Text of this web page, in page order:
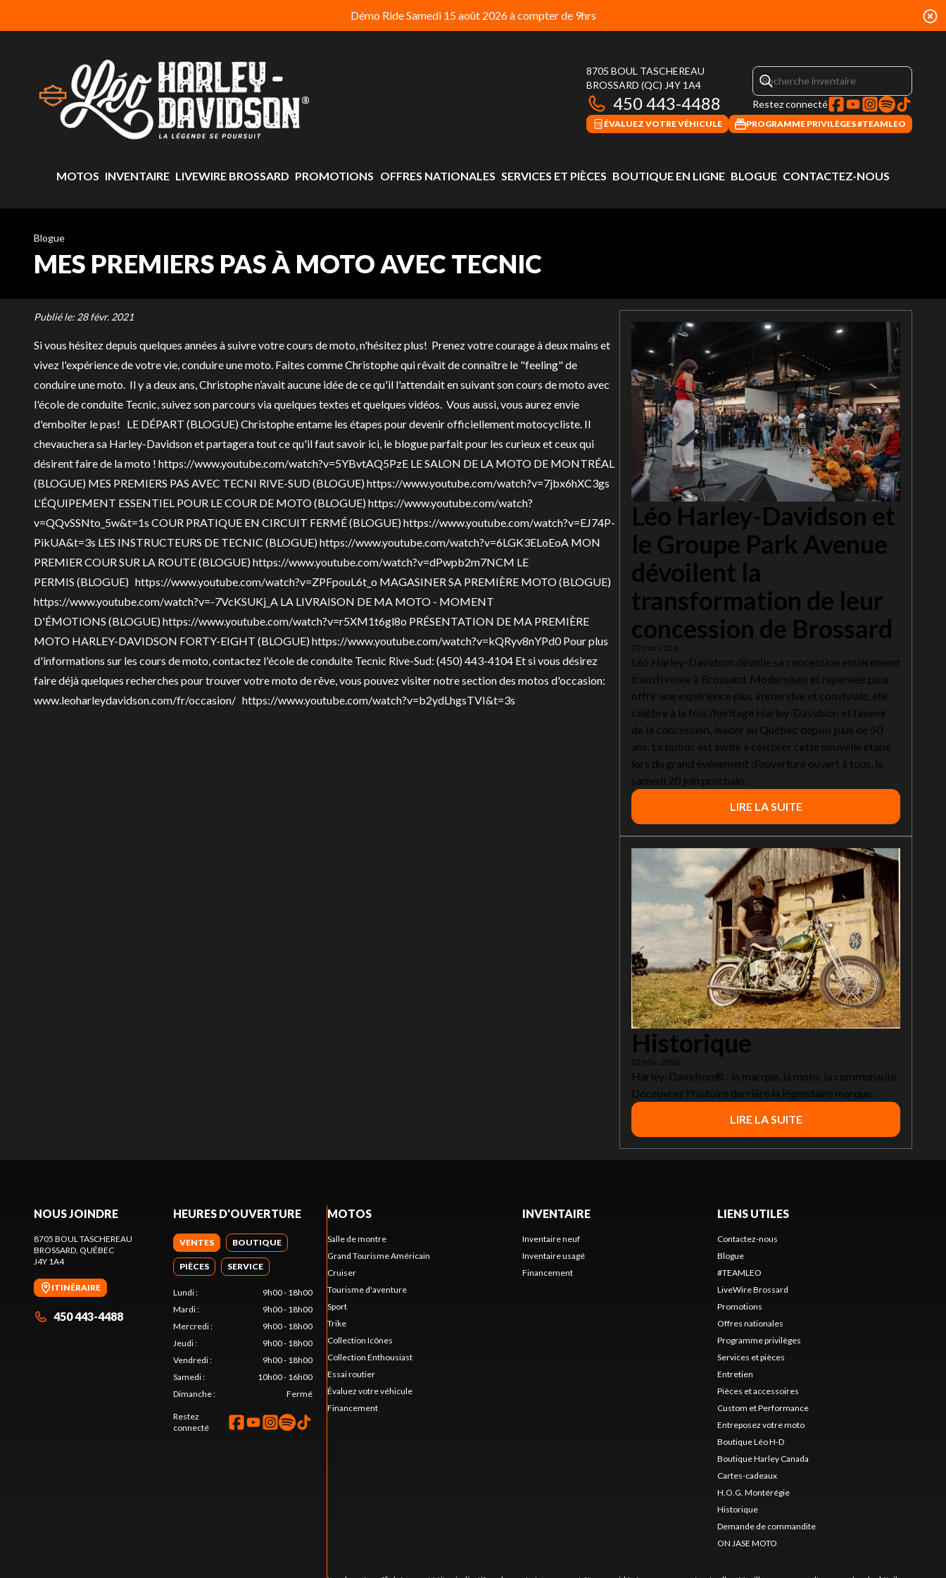
Démo Ride Samedi 15 août 2026 à compter de 9hrs
8705 BOUL TASCHEREAU
BROSSARD (QC) J4Y 1A4
450 443-4488 Restez connecté
ÉVALUEZ VOTRE VÉHICULE PROGRAMME PRIVILÈGES #TEAMLEO
MOTOS INVENTAIRE LIVEWIRE BROSSARD PROMOTIONS OFFRES NATIONALES SERVICES ET PIÈCES BOUTIQUE EN LIGNE BLOGUE CONTACTEZ-NOUS
Blogue
MES PREMIERS PAS À MOTO AVEC TECNIC
Publié le: 28 févr. 2021
Si vous hésitez depuis quelques années à suivre votre cours de moto, n'hésitez plus! Prenez votre courage à deux mains et
vivez l'expérience de votre vie, conduire une moto. Faites comme Christophe qui rêvait de connaître le "feeling" de
conduire une moto. Il y a deux ans, Christophe n’avait aucune idée de ce qu'il l'attendait en suivant son cours de moto avec
l'école de conduite Tecnic, suivez son parcours via quelques textes et quelques vidéos. Vous aussi, vous aurez envie
d'emboîter le pas! LE DÉPART (BLOGUE) Christophe entame les étapes pour devenir officiellement motocycliste. Il
chevauchera sa Harley-Davidson et partagera tout ce qu'il faut savoir ici, le blogue parfait pour les curieux et ceux qui
désirent faire de la moto ! https://www.youtube.com/watch?v=5YBvtAQ5PzE LE SALON DE LA MOTO DE MONTRÉAL
(BLOGUE) MES PREMIERS PAS AVEC TECNI RIVE-SUD (BLOGUE) https://www.youtube.com/watch?v=7jbx6hXC3gs
L'ÉQUIPEMENT ESSENTIEL POUR LE COUR DE MOTO (BLOGUE) https://www.youtube.com/watch?
v=QQvSSNto_5w&t=1s COUR PRATIQUE EN CIRCUIT FERMÉ (BLOGUE) https://www.youtube.com/watch?v=EJ74P-
PikUA&t=3s LES INSTRUCTEURS DE TECNIC (BLOGUE) https://www.youtube.com/watch?v=6LGK3ELoEoA MON
PREMIER COUR SUR LA ROUTE (BLOGUE) https://www.youtube.com/watch?v=dPwpb2m7NCM LE
PERMIS (BLOGUE) https://www.youtube.com/watch?v=ZPFpouL6t_o MAGASINER SA PREMIÈRE MOTO (BLOGUE)
https://www.youtube.com/watch?v=-7VcKSUKj_A LA LIVRAISON DE MA MOTO - MOMENT
D'ÉMOTIONS (BLOGUE) https://www.youtube.com/watch?v=r5XM1t6gl8o PRÉSENTATION DE MA PREMIÈRE
MOTO HARLEY-DAVIDSON FORTY-EIGHT (BLOGUE) https://www.youtube.com/watch?v=kQRyv8nYPd0 Pour plus
d'informations sur les cours de moto, contactez l'école de conduite Tecnic Rive-Sud: (450) 443-4104 Et si vous désirez
faire déjà quelques recherches pour trouver votre moto de rêve, vous pouvez visiter notre section des motos d'occasion:
www.leoharleydavidson.com/fr/occasion/ https://www.youtube.com/watch?v=b2ydLhgsTVI&t=3s
Léo Harley-Davidson et
le Groupe Park Avenue
dévoilent la
transformation de leur
concession de Brossard
27 mai 2026
Léo Harley-Davidson dévoile sa concession entièrement
transformée à Brossard. Modernisée et repensée pour
offrir une expérience plus immersive et conviviale, elle
célèbre à la fois l’héritage Harley-Davidson et l’avenir
de la concession, leader au Québec depuis plus de 50
ans. Le public est invité à célébrer cette nouvelle étape
lors du grand événement d’ouverture ouvert à tous, le
samedi 20 juin prochain.
LIRE LA SUITE
Historique
22 févr. 2026
Harley-Davidson® : la marque, la moto, la communauté.
Découvrez l'histoire derrière la légendaire marque.
LIRE LA SUITE
NOUS JOINDRE
8705 BOUL TASCHEREAU
BROSSARD , QUÉBEC
J4Y 1A4
ITINÉRAIRE
450 443-4488
HEURES D'OUVERTURE
VENTES BOUTIQUE
PIÈCES SERVICE
Lundi:
9h00 - 18h00
Mardi:
9h00 - 18h00
Mercredi:
9h00 - 18h00
Jeudi:
9h00 - 18h00
Vendredi:
9h00 - 18h00
Samedi:
10h00 - 16h00
Dimanche: Fermé
Restez
connecté
MOTOS
Salle de montre
Grand Tourisme Américain
Cruiser
Tourisme d'aventure
Sport
Trike
Collection Icônes
Collection Enthousiast
Essai routier
Évaluez votre véhicule
Financement
INVENTAIRE
Inventaire neuf
Inventaire usagé
Financement
LIENS UTILES
Contactez-nous
Blogue
#TEAMLEO
LiveWire Brossard
Promotions
Offres nationales
Programme privilèges
Services et pièces
Entretien
Pièces et accessoires
Custom et Performance
Entreposez votre moto
Boutique Léo H-D
Boutique Harley Canada
Cartes-cadeaux
H.O.G. Montérégie
Historique
Demande de commandite
ON JASE MOTO